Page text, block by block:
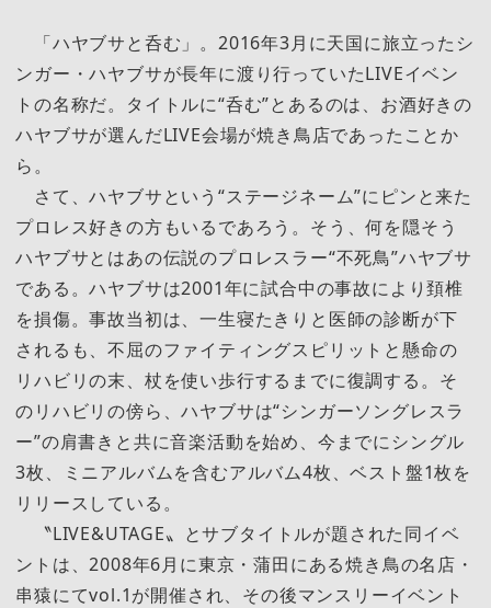
「ハヤブサと呑む」。2016年3月に天国に旅立ったシ
ンガー・ハヤブサが長年に渡り行っていたLIVEイベン
トの名称だ。タイトルに“呑む”とあるのは、お酒好きの
ハヤブサが選んだLIVE会場が焼き鳥店であったことか
ら。
さて、ハヤブサという“ステージネーム”にピンと来た
プロレス好きの方もいるであろう。そう、何を隠そう
ハヤブサとはあの伝説のプロレスラー“不死鳥”ハヤブサ
である。ハヤブサは2001年に試合中の事故により頚椎
を損傷。事故当初は、一生寝たきりと医師の診断が下
されるも、不屈のファイティングスピリットと懸命の
リハビリの末、杖を使い歩行するまでに復調する。そ
のリハビリの傍ら、ハヤブサは“シンガーソングレスラ
ー”の肩書きと共に音楽活動を始め、今までにシングル
3枚、ミニアルバムを含むアルバム4枚、ベスト盤1枚を
リリースしている。
〝LIVE&UTAGE〟とサブタイトルが題された同イベ
ントは、2008年6月に東京・蒲田にある焼き鳥の名店・
串猿にてvol.1が開催され、その後マンスリーイベント